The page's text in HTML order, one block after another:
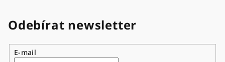
Odebírat newsletter
E-mail